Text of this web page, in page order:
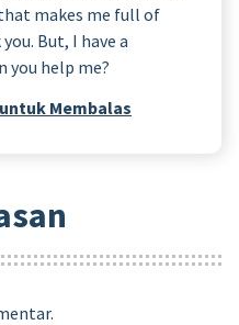
makes me full of
But, I have a
you help me?
Membalas